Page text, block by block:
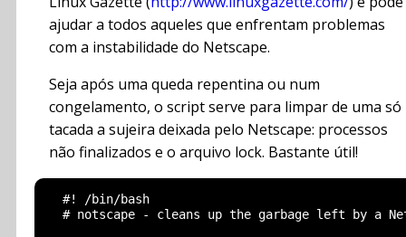
ajudar a todos aqueles que enfrentam problemas
com a instabilidade do Netscape.
Seja após uma queda repentina ou num
congelamento, o script serve para limpar de uma só
tacada a sujeira deixada pelo Netscape: processos
não finalizados e o arquivo lock. Bastante útil!
  #! /bin/bash
# notscape - cleans up the garbage left by a